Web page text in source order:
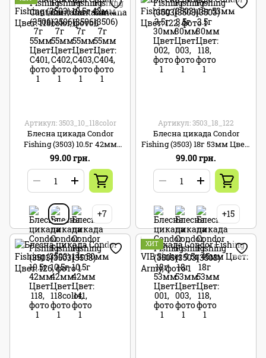
Артикул: 3503_10_118color
Блесна цикада Condor
Fishing (3503) 10.5г 42мм
Цвет: 118color
99.00 грн.
+7
Артикул: 3503_18_122
Блесна цикада Condor
Fishing (3503) 18г 53мм Цвет:
122
99.00 грн.
+15
ХИТ